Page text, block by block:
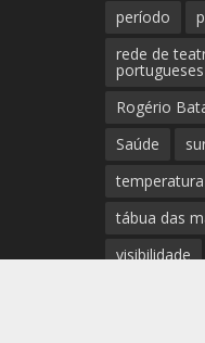
período
rede de
portugueses
Rogério
Saúde
tábua das
visibilidade